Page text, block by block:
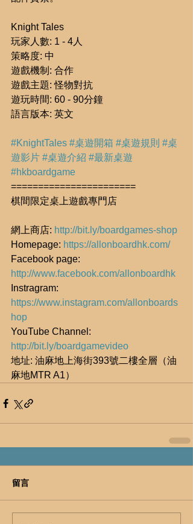
Knight Tales
玩家人數: 1 - 4人
策略度: 中
遊戲機制: 合作
遊戲主題: 怪物對抗
遊玩時間: 60 - 90分鐘
語言版本: 英文
#KnightTales #桌遊開箱 #桌遊規則 #桌
遊影片 #桌遊介紹 #最新桌遊
#hkboardgame
=======================
棋間限定桌上遊戲專門店
網上商店: http://bit.ly/boardgames-shop
Homepage: https://allonboardhk.com/
Facebook page:
http://www.facebook.com/allonboardhk
Instragram:
https://www.instagram.com/allonboards
hop
YouTube Channel:
http://bit.ly/boardgamevideo
地址: 油麻地上海街393號二樓全層（油
麻地MTR A1）
留言